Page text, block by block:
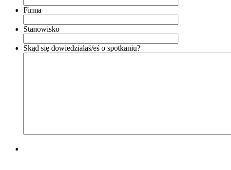
Firma
Stanowisko
Skąd się dowiedziałaś/eś o spotkaniu?